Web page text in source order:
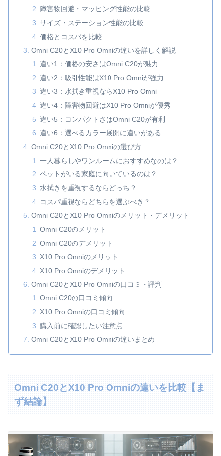
障害物回避・マッピング性能の比較
サイズ・ステーション性能の比較
価格とコスパを比較
Omni C20とX10 Pro Omniの違いを詳しく解説
違い1：価格の安さはOmni C20が魅力
違い2：吸引性能はX10 Pro Omniが強力
違い3：水拭き重視ならX10 Pro Omni
違い4：障害物回避はX10 Pro Omniが優秀
違い5：コンパクトさはOmni C20が有利
違い6：選べるカラー展開に違いがある
Omni C20とX10 Pro Omniの選び方
一人暮らしやワンルームにおすすめなのは？
ペットがいる家庭に向いているのは？
水拭きを重視するならどっち？
コスパ重視ならどちらを選ぶべき？
Omni C20とX10 Pro Omniのメリット・デメリット
Omni C20のメリット
Omni C20のデメリット
X10 Pro Omniのメリット
X10 Pro Omniのデメリット
Omni C20とX10 Pro Omniの口コミ・評判
Omni C20の口コミ傾向
X10 Pro Omniの口コミ傾向
購入前に確認したい注意点
Omni C20とX10 Pro Omniの違いまとめ
Omni C20とX10 Pro Omniの違いを比較【ま
ず結論】